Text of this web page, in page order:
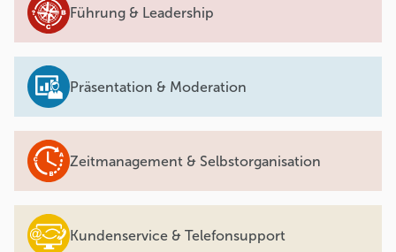
Führung & Leadership
Präsentation & Moderation
Zeitmanagement & Selbstorganisation
Kundenservice & Telefonsupport